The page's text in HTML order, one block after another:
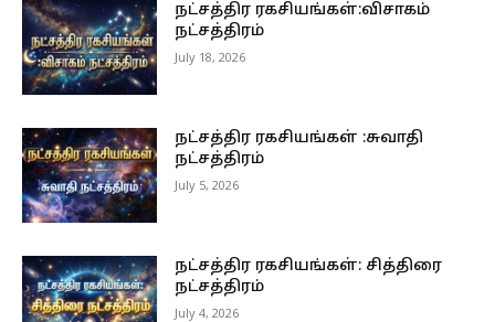
நட்சத்திர ரகசியங்கள்:விசாகம்
நட்சத்திரம்
July 18, 2026
நட்சத்திர ரகசியங்கள் :சுவாதி
நட்சத்திரம்
July 5, 2026
நட்சத்திர ரகசியங்கள்: சித்திரை
நட்சத்திரம்
July 4, 2026